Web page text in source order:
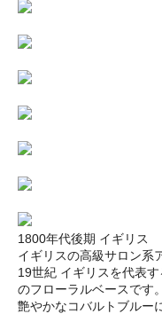
1800年代後期 イギリス
イギリスの高級サロン系
19世紀 イギリスを代表
のフローラルベースです。
艶やかなコバルトブルー